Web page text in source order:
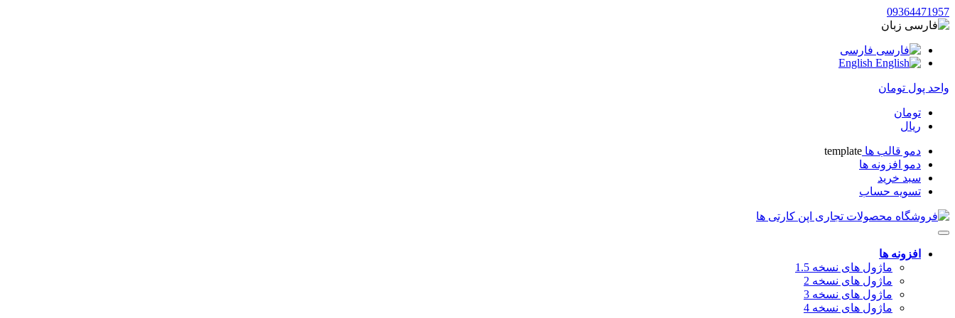
09364471957
زبان
فارسی
واحد پول تومان
تومان
ریال
دمو قالب ها template
دمو افزونه ها
سبد خرید
تسویه حساب
افزونه ها
ماژول های نسخه 1.5
ماژول های نسخه 2
ماژول های نسخه 3
ماژول های نسخه 4